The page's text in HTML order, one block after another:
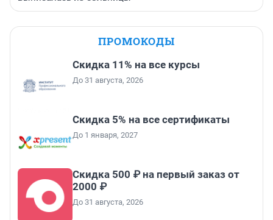
ПРОМОКОДЫ
Скидка 11% на все курсы
До 31 августа, 2026
Скидка 5% на все сертификаты
До 1 января, 2027
Скидка 500 ₽ на первый заказ от
2000 ₽
До 31 августа, 2026